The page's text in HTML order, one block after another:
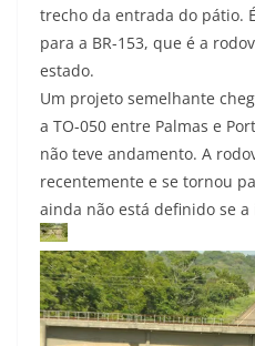
trecho da entrada do pátio.
para a BR-153, que é a
estado.
Um projeto semelhante
a TO-050 entre Palmas e
não teve andamento. A
recentemente e se tornou
ainda não está definido se